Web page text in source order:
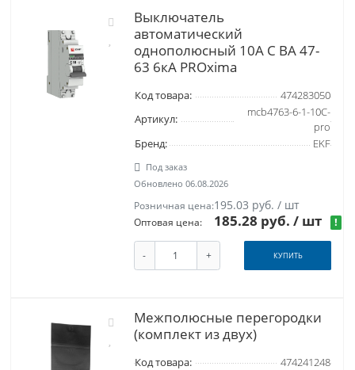
Выключатель
автоматический
однополюсный 10А C ВА 47-
63 6кА PROxima
Код товара:
474283050
Артикул:
mcb4763-6-1-10C-
pro
Бренд:
EKF
Под заказ
Обновлено 06.08.2026
Розничная цена:195.03 руб. / шт
Оптовая цена: 185.28 руб./ шт !
- + КУПИТЬ
Межполюсные перегородки
(комплект из двух)
Код товара:
474241248